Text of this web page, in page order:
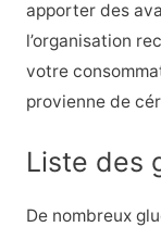
apporter des
l’organisation
votre
provienne de
Liste des
De nombreux